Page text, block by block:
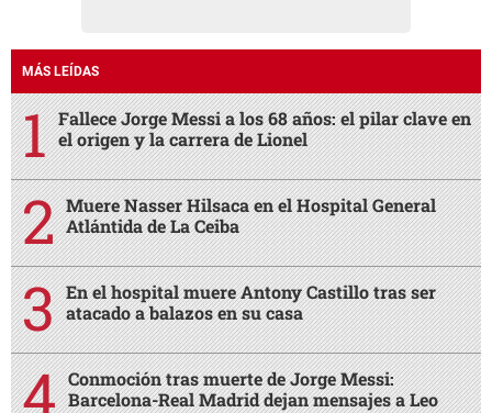
MÁS LEÍDAS
Fallece Jorge Messi a los 68 años: el pilar clave en
el origen y la carrera de Lionel
Muere Nasser Hilsaca en el Hospital General
Atlántida de La Ceiba
En el hospital muere Antony Castillo tras ser
atacado a balazos en su casa
Conmoción tras muerte de Jorge Messi:
Barcelona-Real Madrid dejan mensajes a Leo